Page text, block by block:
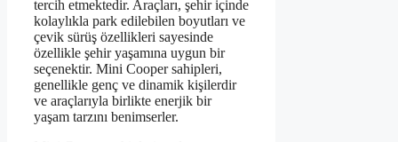
tercih etmektedir. Araçları, şehir içinde
kolaylıkla park edilebilen boyutları ve
çevik sürüş özellikleri sayesinde
özellikle şehir yaşamına uygun bir
seçenektir. Mini Cooper sahipleri,
genellikle genç ve dinamik kişilerdir
ve araçlarıyla birlikte enerjik bir
yaşam tarzını benimserler.